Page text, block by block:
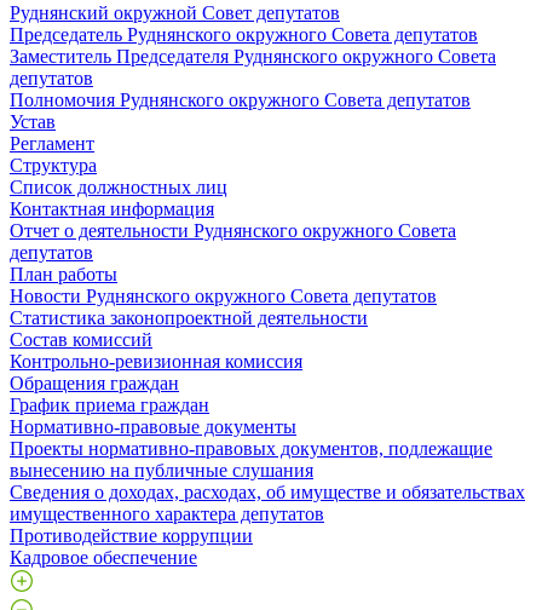
Руднянский окружной Совет депутатов
Председатель Руднянского окружного Совета депутатов
Заместитель Председателя Руднянского окружного Совета
депутатов
Полномочия Руднянского окружного Совета депутатов
Устав
Регламент
Структура
Список должностных лиц
Контактная информация
Отчет о деятельности Руднянского окружного Совета
депутатов
План работы
Новости Руднянского окружного Совета депутатов
Статистика законопроектной деятельности
Состав комиссий
Контрольно-ревизионная комиссия
Обращения граждан
График приема граждан
Нормативно-правовые документы
Проекты нормативно-правовых документов, подлежащие
вынесению на публичные слушания
Сведения о доходах, расходах, об имуществе и обязательствах
имущественного характера депутатов
Противодействие коррупции
Кадровое обеспечение